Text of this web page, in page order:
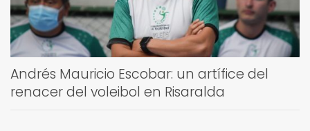
Andrés Mauricio Escobar: un artífice del
renacer del voleibol en Risaralda